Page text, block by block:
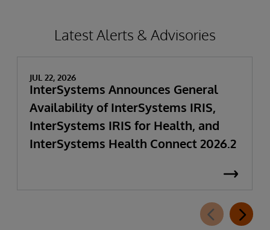
Latest Alerts & Advisories
JUL 22, 2026
InterSystems Announces General
Availability of InterSystems IRIS,
InterSystems IRIS for Health, and
InterSystems Health Connect 2026.2